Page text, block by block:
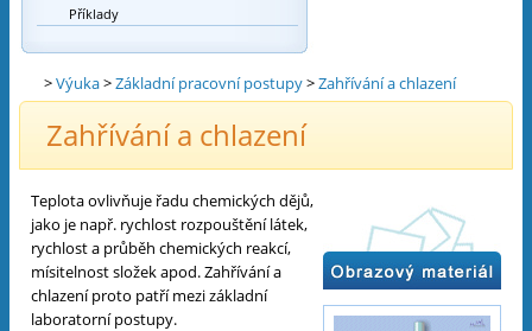
Příklady
>Výuka>Základní pracovní postupy>Zahřívání a chlazení
Zahřívání a chlazení
Teplota ovlivňuje řadu chemických dějů,
jako je např. rychlost rozpouštění látek,
rychlost a průběh chemických reakcí,
mísitelnost složek apod. Zahřívání a
chlazení proto patří mezi základní
laboratorní postupy.